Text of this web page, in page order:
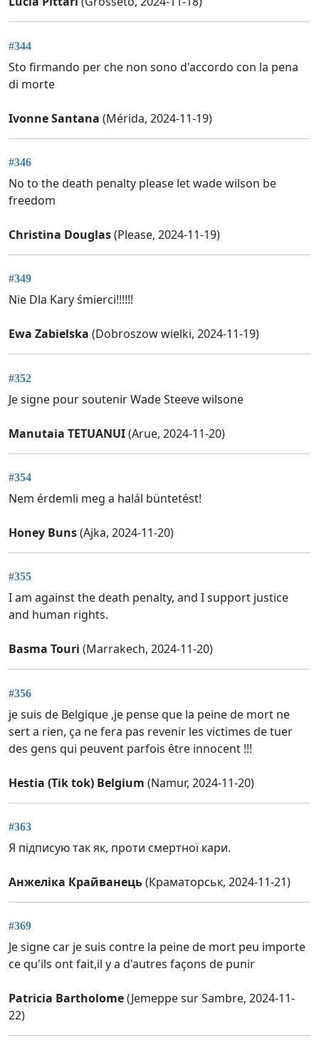
#344
Sto firmando per che non sono d'accordo con la pena
di morte
Ivonne Santana (Mérida, 2024-11-19)
#346
No to the death penalty please let wade wilson be
freedom
Christina Douglas(Please, 2024-11-19)
#349
Nie Dla Kary śmierci!!!!!!
Ewa Zabielska (Dobroszow wielki, 2024-11-19)
#352
Je signe pour soutenir Wade Steeve wilsone
Manutaia TETUANUI(Arue, 2024-11-20)
#354
Nem érdemli meg a halál büntetést!
Honey Buns(Ajka, 2024-11-20)
#355
I am against the death penalty, and I support justice
and human rights.
Basma Touri (Marrakech, 2024-11-20)
#356
je suis de Belgique ,je pense que la peine de mort ne
sert a rien, ça ne fera pas revenir les victimes de tuer
des gens qui peuvent parfois être innocent !!!
Hestia (Tik tok) Belgium (Namur, 2024-11-20)
#363
Я підписую так як, проти смертної кари.
Анжеліка Крайванець(Краматорськ, 2024-11-21)
#369
Je signe car je suis contre la peine de mort peu importe
ce qu'ils ont fait,il y a d'autres façons de punir
Patricia Bartholome(Jemeppe sur Sambre, 2024-11-
22)